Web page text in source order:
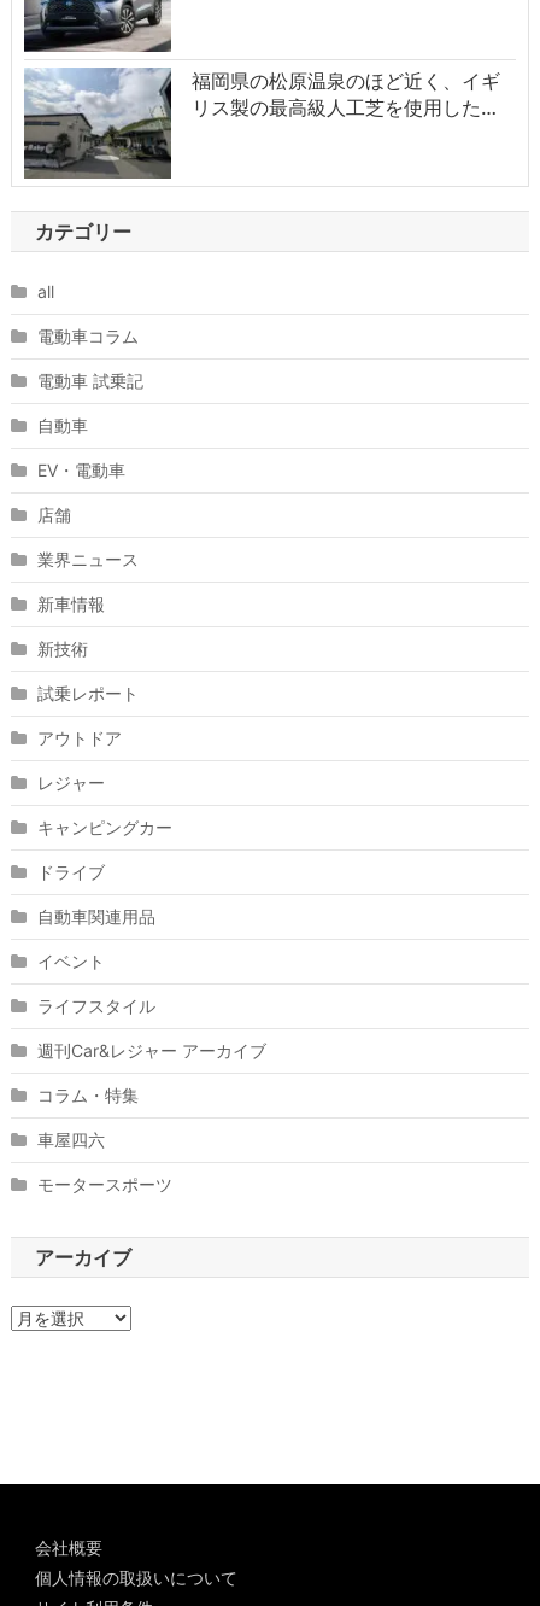
福岡県の松原温泉のほど近く、イギ
リス製の最高級人工芝を使用した…
カテゴリー
all
電動車コラム
電動車 試乗記
自動車
EV・電動車
店舗
業界ニュース
新車情報
新技術
試乗レポート
アウトドア
レジャー
キャンピングカー
ドライブ
自動車関連用品
イベント
ライフスタイル
週刊Car&レジャー アーカイブ
コラム・特集
車屋四六
モータースポーツ
アーカイブ
ア
会社概要
個人情報の取扱いについて